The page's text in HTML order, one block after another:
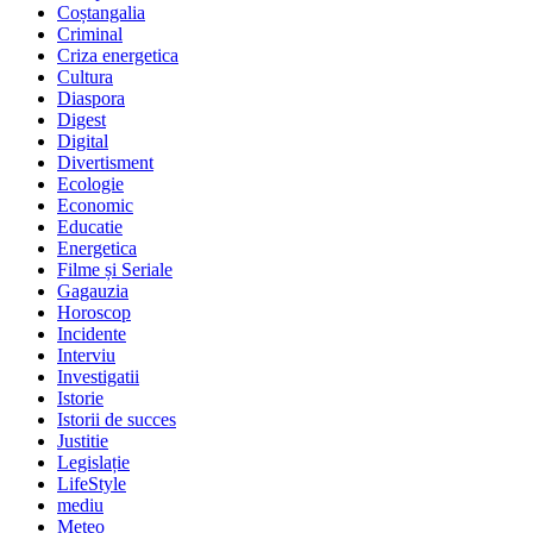
Coștangalia
Criminal
Criza energetica
Cultura
Diaspora
Digest
Digital
Divertisment
Ecologie
Economic
Educatie
Energetica
Filme și Seriale
Gagauzia
Horoscop
Incidente
Interviu
Investigatii
Istorie
Istorii de succes
Justitie
Legislație
LifeStyle
mediu
Meteo